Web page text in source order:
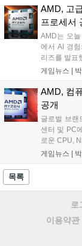
AMD, 고
프로세서
AMD는 오
에서 AI 경
리즈를 발표
경망 처리
게임뉴스 |
AMD, 컴
공개
글로벌 브랜
센터 및 PC
로운 CPU,
게임뉴스 |
목록
로
이용약관